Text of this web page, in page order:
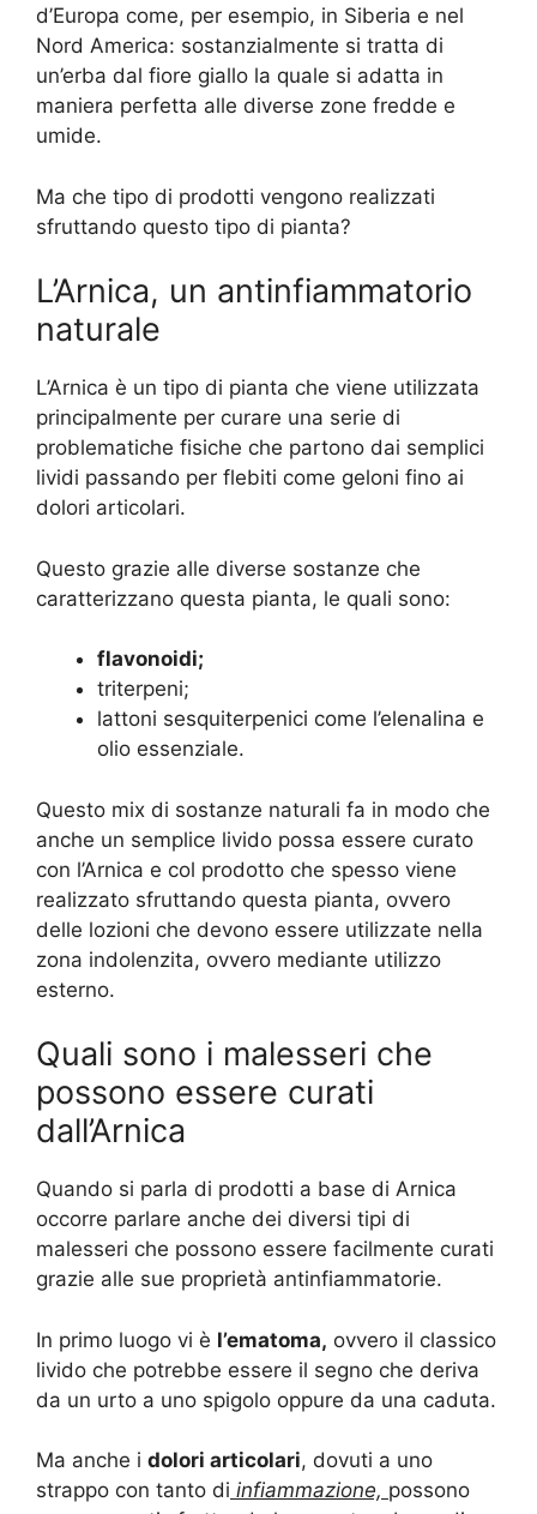
d’Europa come, per esempio, in Siberia e nel
Nord America: sostanzialmente si tratta di
un’erba dal fiore giallo la quale si adatta in
maniera perfetta alle diverse zone fredde e
umide.
Ma che tipo di prodotti vengono realizzati
sfruttando questo tipo di pianta?
L’Arnica, un antinfiammatorio
naturale
L’Arnica è un tipo di pianta che viene utilizzata
principalmente per curare una serie di
problematiche fisiche che partono dai semplici
lividi passando per flebiti come geloni fino ai
dolori articolari.
Questo grazie alle diverse sostanze che
caratterizzano questa pianta, le quali sono:
flavonoidi;
triterpeni;
lattoni sesquiterpenici come l’elenalina e
olio essenziale.
Questo mix di sostanze naturali fa in modo che
anche un semplice livido possa essere curato
con l’Arnica e col prodotto che spesso viene
realizzato sfruttando questa pianta, ovvero
delle lozioni che devono essere utilizzate nella
zona indolenzita, ovvero mediante utilizzo
esterno.
Quali sono i malesseri che
possono essere curati
dall’Arnica
Quando si parla di prodotti a base di Arnica
occorre parlare anche dei diversi tipi di
malesseri che possono essere facilmente curati
grazie alle sue proprietà antinfiammatorie.
In primo luogo vi è l’ematoma, ovvero il classico
livido che potrebbe essere il segno che deriva
da un urto a uno spigolo oppure da una caduta.
Ma anche i dolori articolari, dovuti a uno
strappo con tanto di infiammazione, possono